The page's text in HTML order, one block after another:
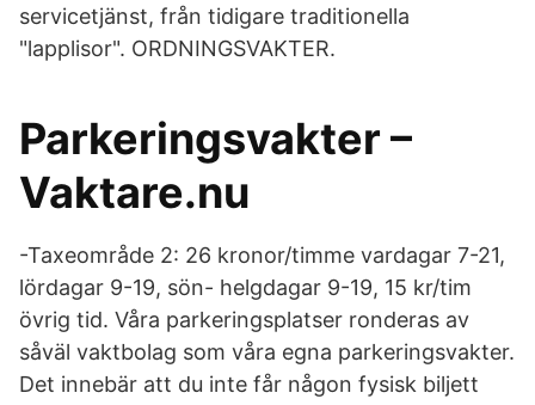
servicetjänst, från tidigare traditionella
"lapplisor". ORDNINGSVAKTER.
Parkeringsvakter –
Vaktare.nu
-Taxeområde 2: 26 kronor/timme vardagar 7-21,
lördagar 9-19, sön- helgdagar 9-19, 15 kr/tim
övrig tid. Våra parkeringsplatser ronderas av
såväl vaktbolag som våra egna parkeringsvakter.
Det innebär att du inte får någon fysisk biljett